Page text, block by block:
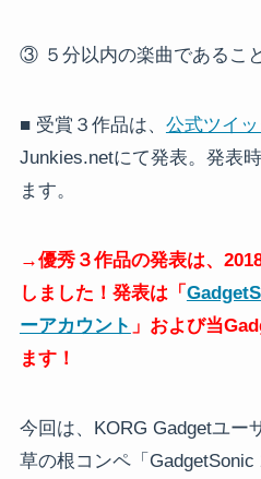
③ ５分以内の楽曲であるこ
■ 受賞３作品は、 公式ツイ
Junkies.netにて発表。発表
ます。
→優秀３作品の発表は、
しました！発表は「
ーアカウント 」および当
ます！
今回は、KORG Gadgetユー
草の根コンペ「GadgetSonic